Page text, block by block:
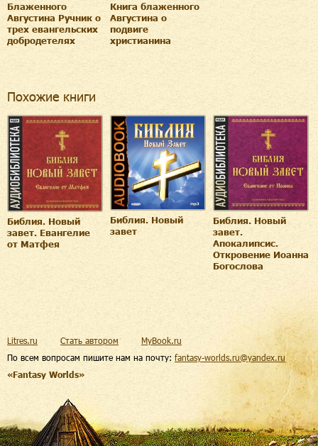
Блаженного
Августина Ручник о
трех евангельских
добродетелях
Книга блаженного
Августина о
подвиге
христианина
Похожие книги
Библия. Новый
завет. Евангелие
от Матфея
Библия. Новый
завет
Библия. Новый
завет.
Апокалипсис.
Откровение Иоанна
Богослова
По всем вопросам пишите нам на почту: fantasy-worlds.ru@yandex.ru
«Fantasy Worlds»
Litres.ru Стать автором MyBook.ru